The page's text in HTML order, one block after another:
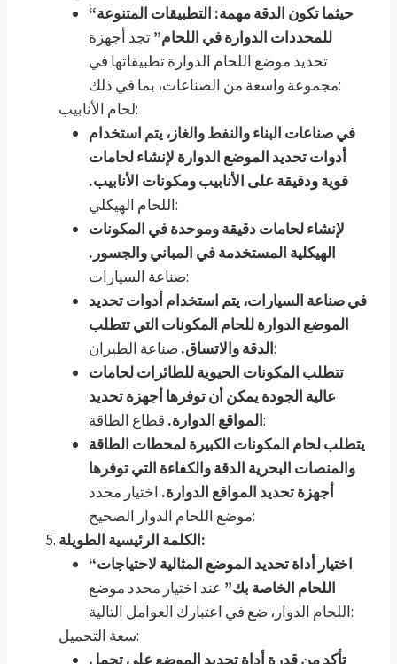
“حيثما تكون الدقة مهمة: التطبيقات المتنوعة
للمحددات الدوارة في اللحام”تجد أجهزة
تحديد موضع اللحام الدوارة تطبيقاتها في
مجموعة واسعة من الصناعات، بما في ذلك:
لحام الأنابيب:
في صناعات البناء والنفط والغاز، يتم استخدام
أدوات تحديد الموضع الدوارة لإنشاء لحامات
قوية ودقيقة على الأنابيب ومكونات الأنابيب.
اللحام الهيكلي:
لإنشاء لحامات دقيقة وموحدة في المكونات
الهيكلية المستخدمة في المباني والجسور.
صناعة السيارات:
في صناعة السيارات، يتم استخدام أدوات تحديد
الموضع الدوارة للحام المكونات التي تتطلب
الدقة والاتساق.صناعة الطيران:
تتطلب المكونات الحيوية للطائرات لحامات
عالية الجودة يمكن أن توفرها أجهزة تحديد
المواقع الدوارة.قطاع الطاقة:
يتطلب لحام المكونات الكبيرة لمحطات الطاقة
والمنصات البحرية الدقة والكفاءة التي توفرها
أجهزة تحديد المواقع الدوارة. اختيار محدد
موضع اللحام الدوار الصحيح:
الكلمة الرئيسية الطويلة:
“اختيار أداة تحديد الموضع المثالية لاحتياجات
اللحام الخاصة بك” عند اختيار محدد موضع
اللحام الدوار، ضع في اعتبارك العوامل التالية:
سعة التحميل:
تأكد من قدرة أداة تحديد الموضع على تحمل